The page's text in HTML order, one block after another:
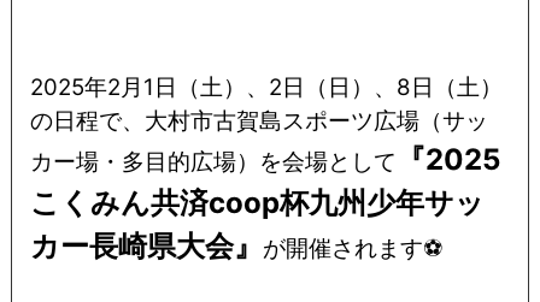
2025年2月1日（土）、2日（日）、8日（土）
の日程で、大村市古賀島スポーツ広場（サッ
カー場・多目的広場）を会場として
『2025
こくみん共済coop杯九州少年サッ
カー長崎県大会』
が開催されます⚽